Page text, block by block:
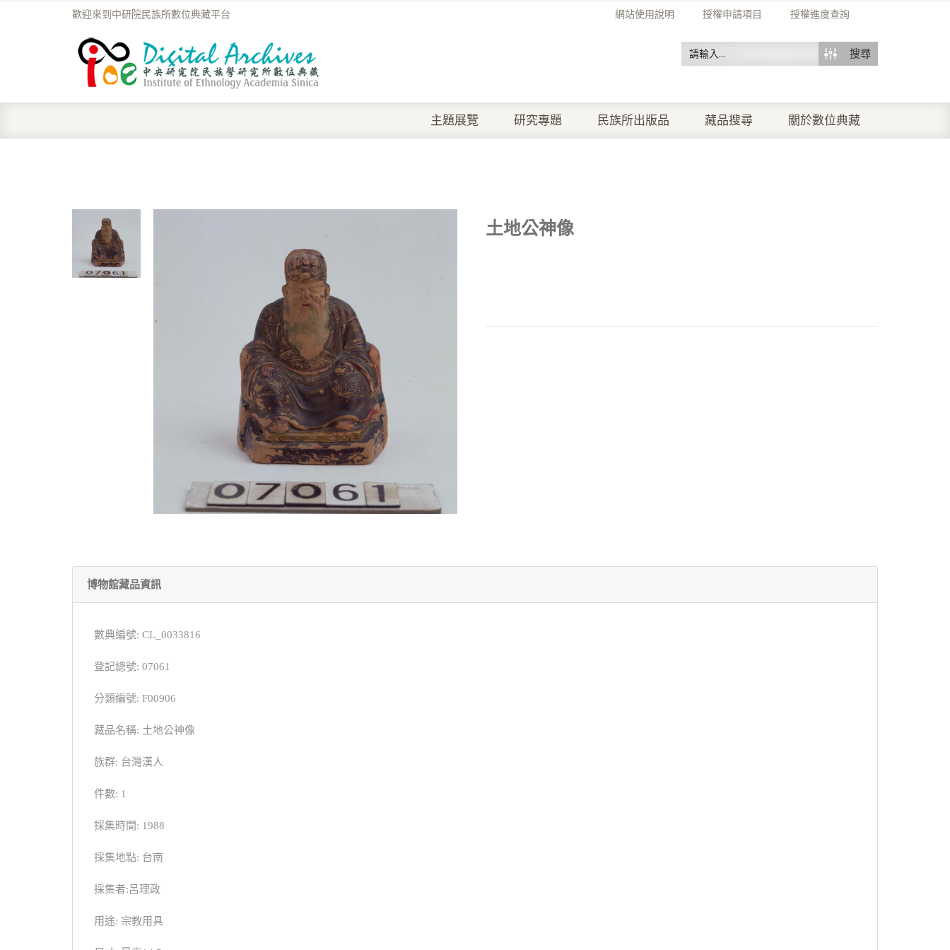
網站使用說明 授權申請項目 授權進度查詢
歡迎來到中研院民族所數位典藏平台
搜尋
主題展覽 研究專題 民族所出版品 藏品搜尋 關於數位典藏
土地公神像
博物館藏品資訊
數典編號: CL_0033816
登記總號: 07061
分類編號: F00906
藏品名稱: 土地公神像
族群: 台灣漢人
件數: 1
採集時間: 1988
採集地點: 台南
採集者:呂理政
用途: 宗教用具